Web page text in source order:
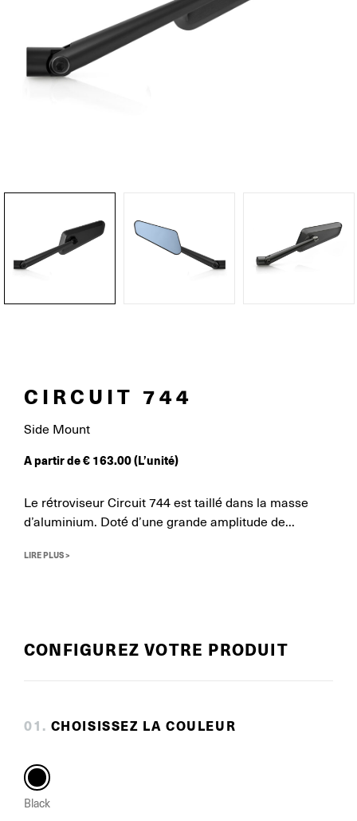
CIRCUIT 744
Side Mount
A partir de€ 163.00(L’unité)
Le rétroviseur Circuit 744 est taillé dans la masse
d’aluminium. Doté d’une grande amplitude de...
LIRE PLUS >
CONFIGUREZ VOTRE PRODUIT
01 . CHOISISSEZ LA COULEUR
Black